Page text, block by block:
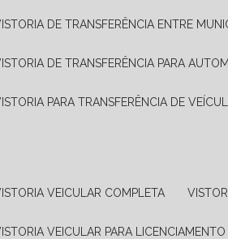
VISTORIA DE TRANSFERÊNCIA ENTRE
VISTORIA DE TRANSFERÊNCIA PARA
VISTORIA PARA TRANSFERÊNCIA DE
VISTORIA VEICULAR COMPLETA
VISTORIA VEICULAR PARA LICENCIAMENTO